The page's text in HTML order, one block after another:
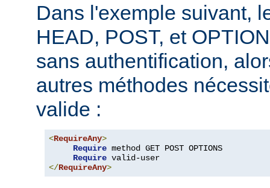
Dans l'exemple suivant,
HEAD, POST, et
sans authentification,
autres méthodes
valide :
<RequireAny>
Require method GET POST OPTIONS
Require
</RequireAny>